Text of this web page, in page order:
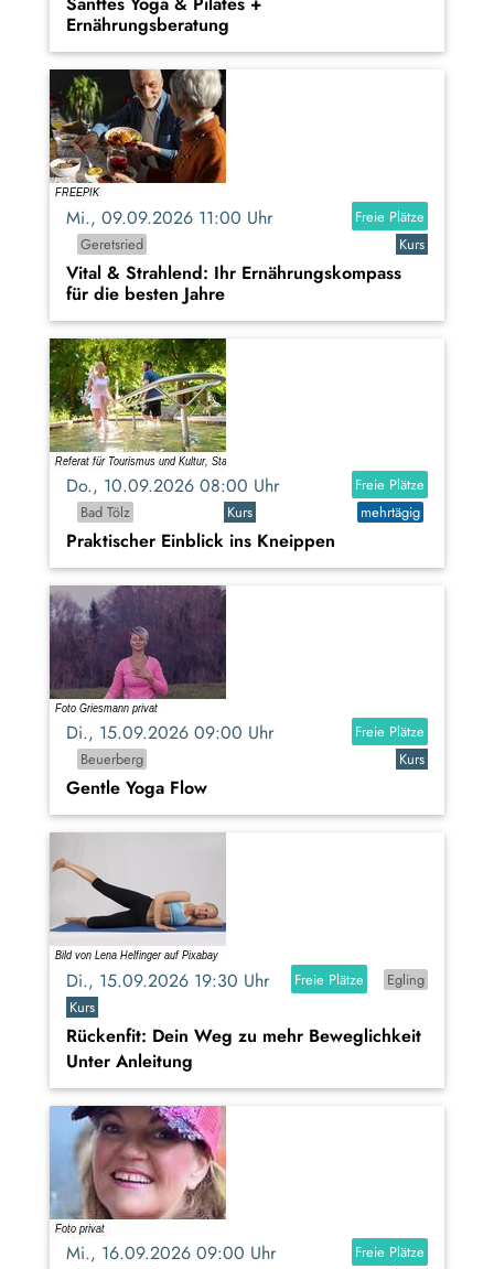
Ernährungsberatung
Mi., 09.09.2026 11:00 Uhr
Freie Plätze
Geretsried
Kurs
Vital & Strahlend: Ihr Ernährungskompass
für die besten Jahre
Do., 10.09.2026 08:00 Uhr
Freie Plätze
Bad Tölz
Kurs mehrtägig
Praktischer Einblick ins Kneippen
Di., 15.09.2026 09:00 Uhr
Freie Plätze
Beuerberg
Kurs
Gentle Yoga Flow
Di., 15.09.2026 19:30 Uhr Freie Plätze
Egling
Kurs
Rückenfit: Dein Weg zu mehr Beweglichkeit
Unter Anleitung
Mi., 16.09.2026 09:00 Uhr
Freie Plätze